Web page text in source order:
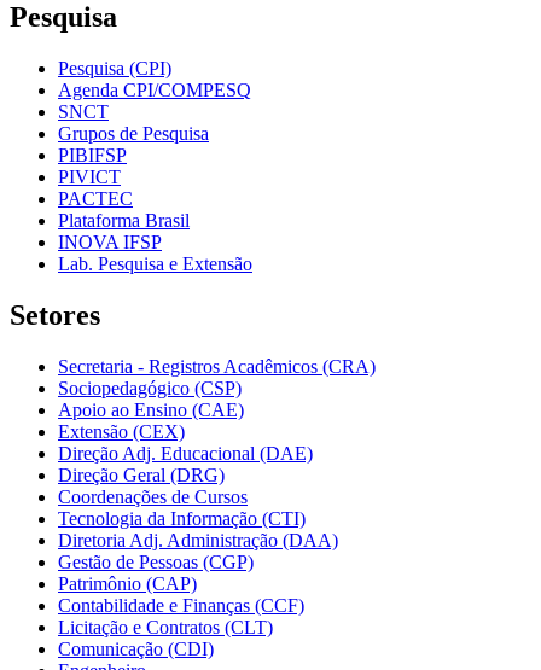
Pesquisa
Pesquisa (CPI)
Agenda CPI/COMPESQ
SNCT
Grupos de Pesquisa
PIBIFSP
PIVICT
PACTEC
Plataforma Brasil
INOVA IFSP
Lab. Pesquisa e Extensão
Setores
Secretaria - Registros Acadêmicos (CRA)
Sociopedagógico (CSP)
Apoio ao Ensino (CAE)
Extensão (CEX)
Direção Adj. Educacional (DAE)
Direção Geral (DRG)
Coordenações de Cursos
Tecnologia da Informação (CTI)
Diretoria Adj. Administração (DAA)
Gestão de Pessoas (CGP)
Patrimônio (CAP)
Contabilidade e Finanças (CCF)
Licitação e Contratos (CLT)
Comunicação (CDI)